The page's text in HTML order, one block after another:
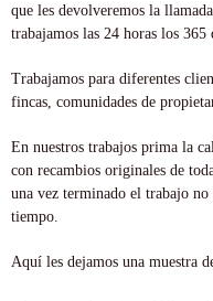
que les devolveremos la
trabajamos las 24 horas los 365
Trabajamos para diferentes
fincas, comunidades de
En nuestros trabajos prima la
con recambios originales de
una vez terminado el trabajo
tiempo.
Aquí les dejamos una muestra